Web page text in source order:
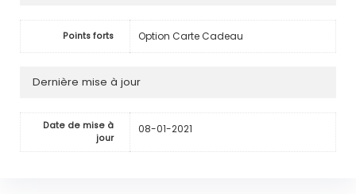
Points forts Option Carte Cadeau
Dernière mise à jour
Date de mise à
jour
08-01-2021